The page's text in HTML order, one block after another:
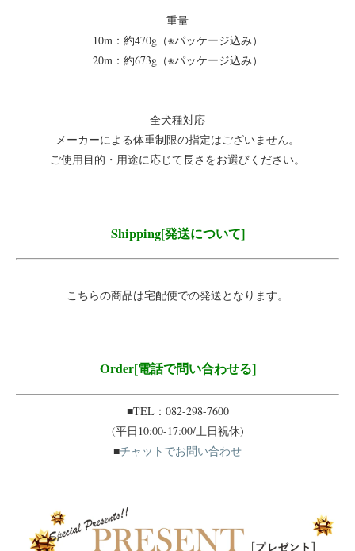
重量
10m：約470g（※パッケージ込み）
20m：約673g（※パッケージ込み）
全犬種対応
メーカーによる体重制限の指定はございません。
ご使用目的・用途に応じて長さをお選びください。
Shipping[発送について]
こちらの商品は宅配便での発送となります。
Order[電話で問い合わせる]
■TEL：082-298-7600
(平日10:00-17:00/土日祝休)
■チャットでお問い合わせ